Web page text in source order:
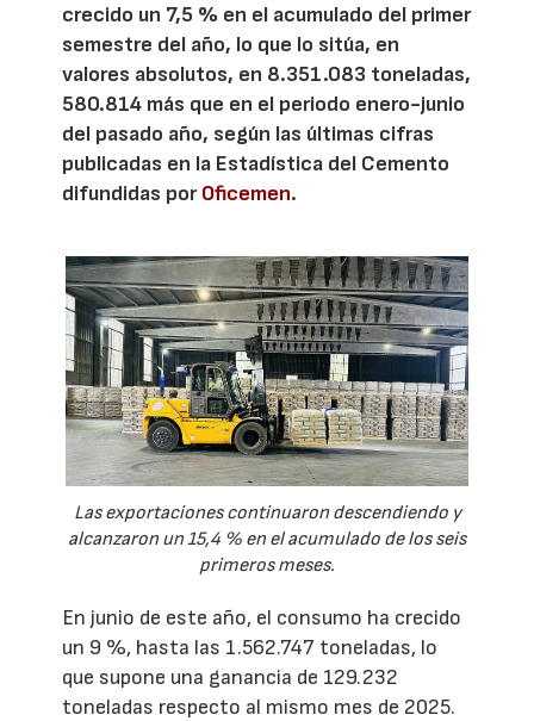
crecido un 7,5 % en el acumulado del primer
semestre del año, lo que lo sitúa, en
valores absolutos, en 8.351.083 toneladas,
580.814 más que en el periodo enero-junio
del pasado año, según las últimas cifras
publicadas en la Estadística del Cemento
difundidas porOficemen.
Las exportaciones continuaron descendiendo y
alcanzaron un 15,4 % en el acumulado de los seis
primeros meses.
En junio de este año, el consumo ha crecido
un 9 %, hasta las 1.562.747 toneladas, lo
que supone una ganancia de 129.232
toneladas respecto al mismo mes de 2025.